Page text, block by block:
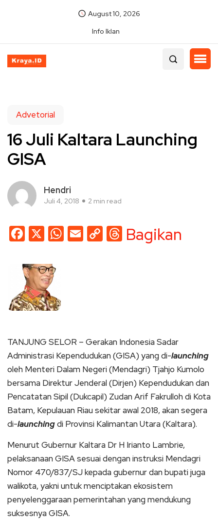
August 10, 2026
Info Iklan
Advetorial
16 Juli Kaltara Launching
GISA
Hendri
Juli 4, 2018 2 min read
Facebook
X WhatsApp
EmailCopyThreads
Bagikan
TANJUNG SELOR – Gerakan Indonesia Sadar
Administrasi Kependudukan (GISA) yang di-launching
oleh Menteri Dalam Negeri (Mendagri) Tjahjo Kumolo
bersama Direktur Jenderal (Dirjen) Kependudukan dan
Pencatatan Sipil (Dukcapil) Zudan Arif Fakrulloh di Kota
Batam, Kepulauan Riau sekitar awal 2018, akan segera
di-launchingdi Provinsi Kalimantan Utara (Kaltara).
Menurut Gubernur Kaltara Dr H Irianto Lambrie,
pelaksanaan GISA sesuai dengan instruksi Mendagri
Nomor 470/837/SJ kepada gubernur dan bupati juga
walikota, yakni untuk menciptakan ekosistem
penyelenggaraan pemerintahan yang mendukung
suksesnya GISA.